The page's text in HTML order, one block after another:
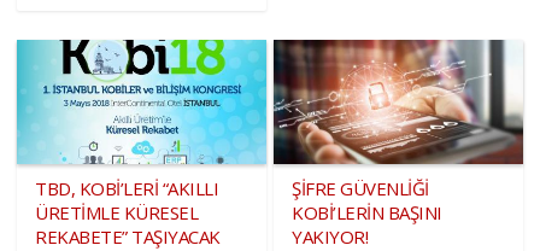
TBD, KOBİ’LERİ “AKILLI
ÜRETİMLE KÜRESEL
REKABETE” TAŞIYACAK
ŞİFRE GÜVENLİĞİ
KOBİ’LERİN BAŞINI
YAKIYOR!